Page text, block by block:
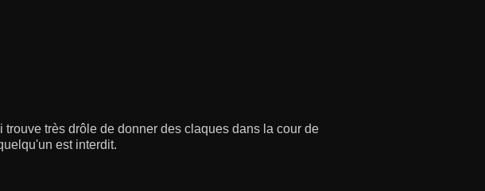
très drôle de donner des claques dans la cour de
est interdit.